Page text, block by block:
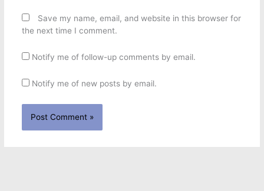
Save my name, email, and website in this browser for
the next time I comment.
Notify me of follow-up comments by email.
Notify me of new posts by email.